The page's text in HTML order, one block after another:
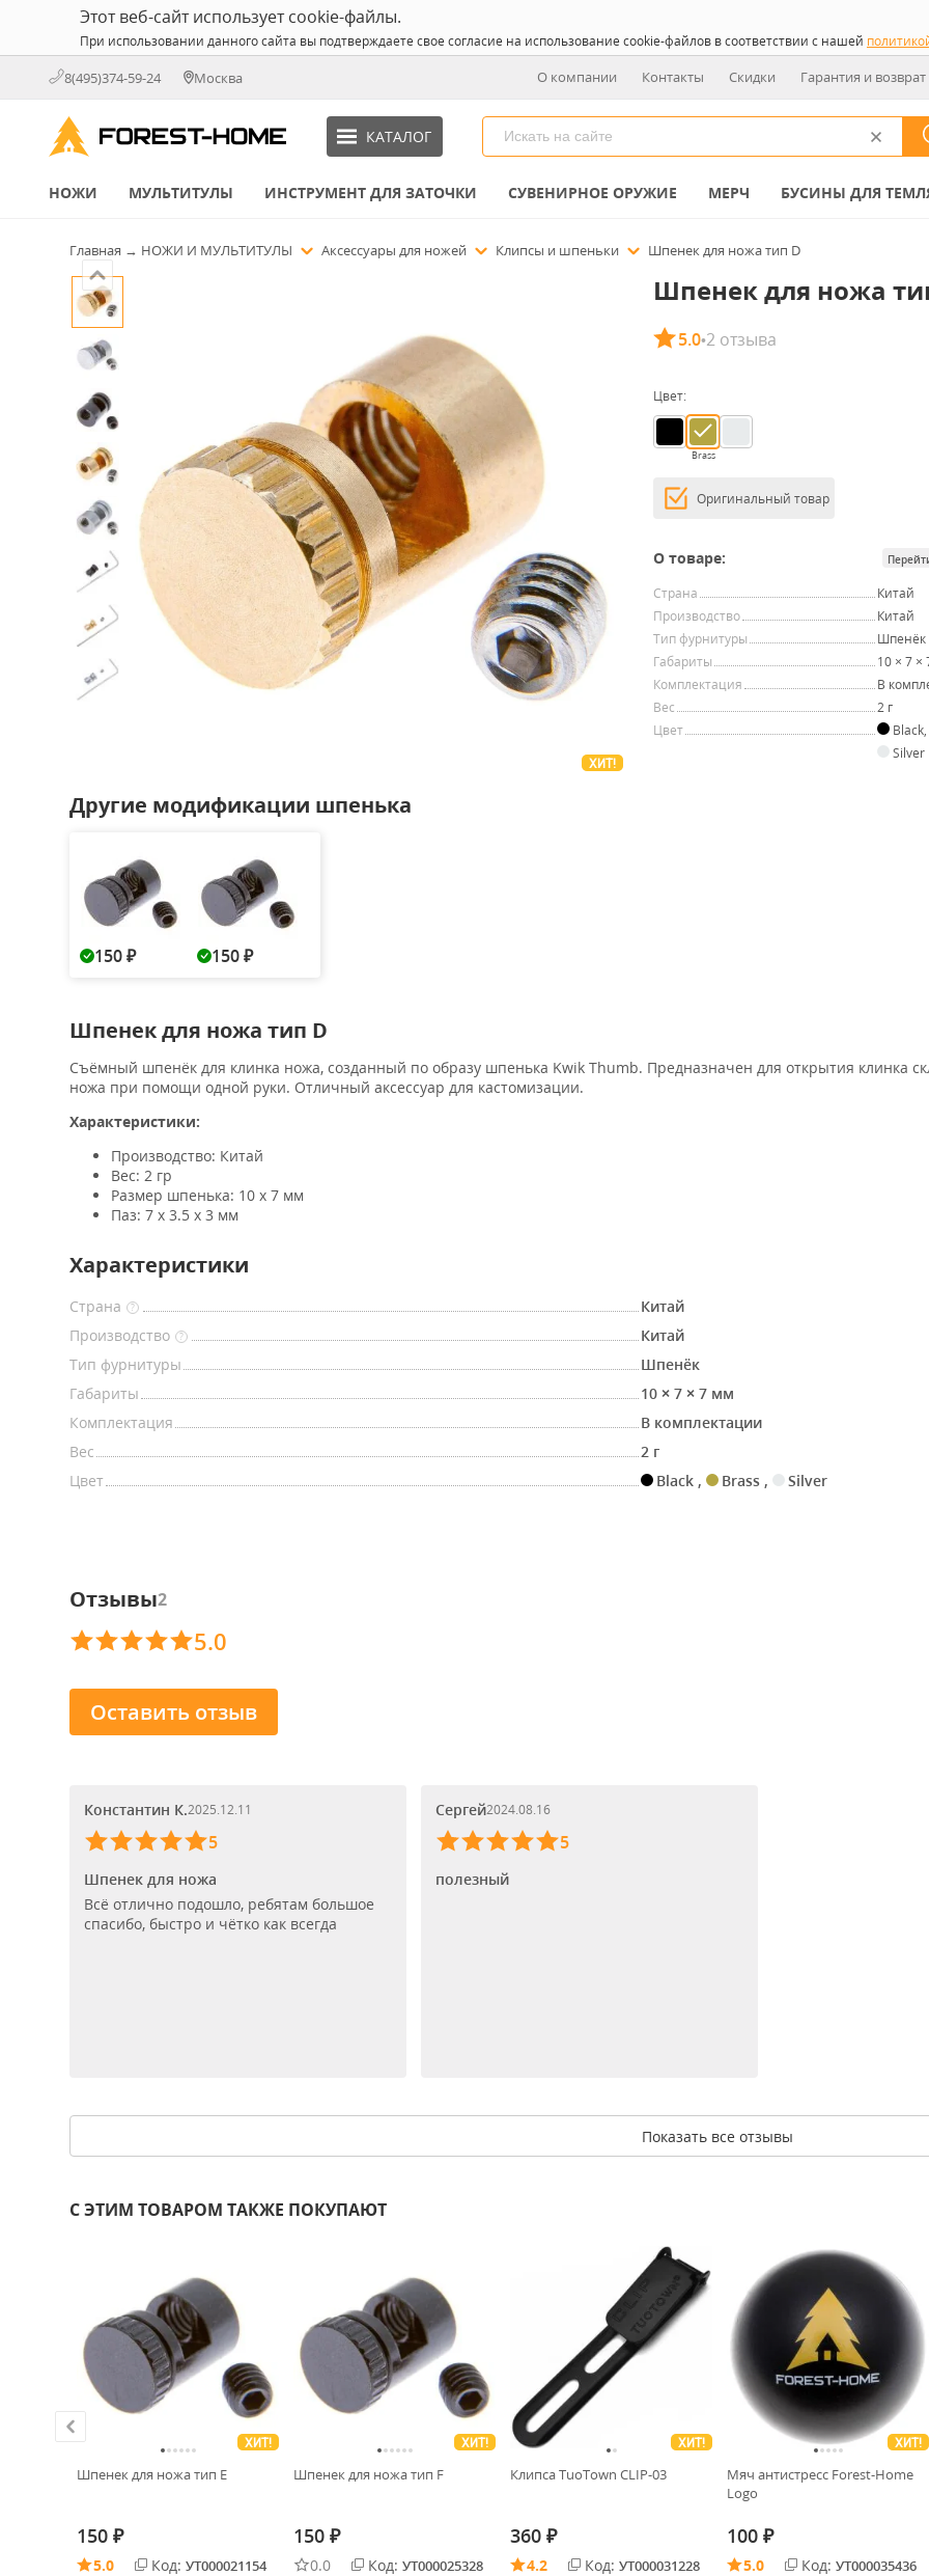
Этот веб-сайт использует cookie-файлы.
При использовании данного сайта вы подтверждаете свое согласие на использование cookie-файлов в соответствии с нашей
8(495)374-59-24 Москва О компании Контакты Скидки Гарантия и возврат
КАТАЛОГ
НОЖИ МУЛЬТИТУЛЫ ИНСТРУМЕНТ ДЛЯ ЗАТОЧКИ СУВЕНИРНОЕ ОРУЖИЕ МЕРЧ БУСИНЫ ДЛЯ
Главная → НОЖИ И МУЛЬТИТУЛЫ Аксессуары для ножей Клипсы и шпеньки Шпенек для ножа тип D
ХИТ!
Другие модификации шпенька
150 ₽ 150 ₽
Шпенек для ножа
5.0•2 отзыва
Цвет:
Brass
Оригинальный товар
О товаре:
Страна
Китай
Производство
Китай
Тип фурнитуры
Шпенёк
Габариты
10 × 7 ×
Комплектация
В
Вес
2 г
Цвет
Black
Silver
Шпенек для ножа тип D
Съёмный шпенёк для клинка ножа, созданный по образу шпенька Kwik Thumb. Предназначен для открытия клинка
ножа при помощи одной руки. Отличный аксессуар для кастомизации.
Характеристики:
Производство: Китай
Вес: 2 гр
Размер шпенька: 10 x 7 мм
Паз: 7 x 3.5 x 3 мм
Характеристики
Страна ?
Китай
Производство
?
Китай
Тип фурнитуры
Шпенёк
Габариты
10 × 7 × 7 мм
Комплектация
В комплектации
Вес
2 г
Цвет
Black , Brass , Silver
Отзывы2
5.0
Оставить отзыв
Константин К.2025.12.11
5
Шпенек для ножа
Всё отлично подошло, ребятам большое
спасибо, быстро и чётко как всегда
Сергей2024.08.16
5
полезный
Показать все отзывы
С ЭТИМ ТОВАРОМ ТАКЖЕ ПОКУПАЮТ
ХИТ!
Шпенек для ножа тип E
150 ₽
5.0 Код: УТ000021154
ХИТ!
Шпенек для ножа тип F
150 ₽
0.0 Код: УТ000025328
ХИТ!
Клипса TuoTown CLIP-03
360 ₽
4.2 Код: УТ000031228
ХИТ!
Мяч антистресс Forest-Home
Logo
100 ₽
5.0 Код: УТ000035436